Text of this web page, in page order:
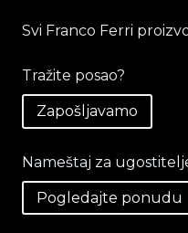
Svi Franco Ferri
Tražite posao?
Zapošljavamo
Nameštaj za
Pogledajte ponudu